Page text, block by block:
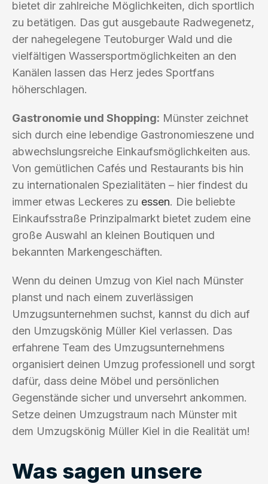
bietet dir zahlreiche Möglichkeiten, dich sportlich
zu betätigen. Das gut ausgebaute Radwegenetz,
der nahegelegene Teutoburger Wald und die
vielfältigen Wassersportmöglichkeiten an den
Kanälen lassen das Herz jedes Sportfans
höherschlagen.
Gastronomie und Shopping: Münster zeichnet
sich durch eine lebendige Gastronomieszene und
abwechslungsreiche Einkaufsmöglichkeiten aus.
Von gemütlichen Cafés und Restaurants bis hin
zu internationalen Spezialitäten – hier findest du
immer etwas Leckeres zu essen. Die beliebte
Einkaufsstraße Prinzipalmarkt bietet zudem eine
große Auswahl an kleinen Boutiquen und
bekannten Markengeschäften.
Wenn du deinen Umzug von Kiel nach Münster
planst und nach einem zuverlässigen
Umzugsunternehmen suchst, kannst du dich auf
den Umzugskönig Müller Kiel verlassen. Das
erfahrene Team des Umzugsunternehmens
organisiert deinen Umzug professionell und sorgt
dafür, dass deine Möbel und persönlichen
Gegenstände sicher und unversehrt ankommen.
Setze deinen Umzugstraum nach Münster mit
dem Umzugskönig Müller Kiel in die Realität um!
Was sagen unsere